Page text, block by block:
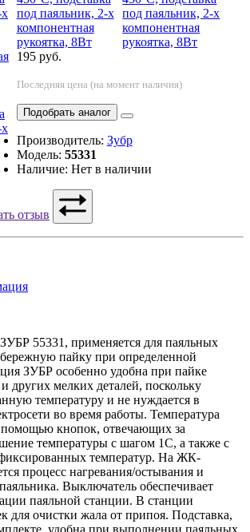
195 руб.
Последняя цена (на момент наличия)
Подобрать аналог
Производитель: Зубр
Модель: 55331
Наличие: Нет в наличии
отзыв
55331, применяется для паяльных
пайку при определенной
ЗУБР особенно удобна при пайке
других мелких деталей, поскольку
температуру и не нуждается в
во время работы. Температура
помощью кнопок, отвечающих за
температуры с шагом 1С, а также с
температур. На ЖК-
процесс нагревания/остывания и
Выключатель обеспечивает
паяльной станции. В станции
для очистки жала от припоя. Подставка,
удобна при выполнении паяльных